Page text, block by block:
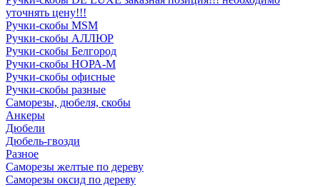
уточнять цену!!!
Ручки-скобы MSM
Ручки-скобы АЛЛЮР
Ручки-скобы Белгород
Ручки-скобы НОРА-М
Ручки-скобы офисные
Ручки-скобы разные
Саморезы, дюбеля, скобы
Анкеры
Дюбели
Дюбель-гвозди
Разное
Саморезы желтые по дереву
Саморезы оксид по дереву